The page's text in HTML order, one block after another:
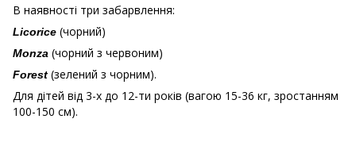
В наявності три забарвлення:
Licorice (чорний)
Monza (чорний з червоним)
Forest (зелений з чорним).
Для дітей від 3-х до 12-ти років (вагою 15-36 кг, зростанням
100-150 см).